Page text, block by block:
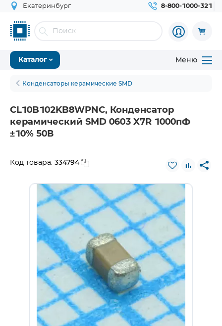
Екатеринбург 8-800-1000-321
Каталог Меню
Конденсаторы керамические SMD
CL10B102KB8WPNC, Конденсатор
керамический SMD 0603 X7R 1000пФ
±10% 50В
Код товара: 334794